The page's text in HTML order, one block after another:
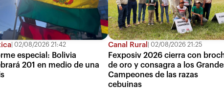
02/08/2026 21:42
especial: Bolivia
201 en medio de una
Canal Rural 02/08/2026 21:25
Fexposiv 2026 cierra con
de oro y consagra a los
Campeones de las razas
cebuinas